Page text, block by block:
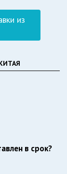
из
в срок?